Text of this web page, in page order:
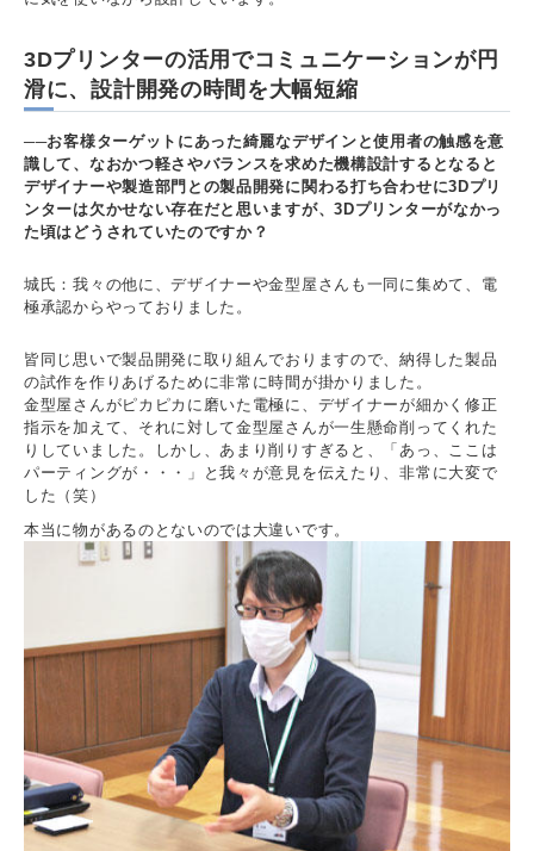
3Dプリンターの活用でコミュニケーションが円
滑に、設計開発の時間を大幅短縮
──お客様ターゲットにあった綺麗なデザインと使用者の触感を意
識して、なおかつ軽さやバランスを求めた機構設計するとなると
デザイナーや製造部門との製品開発に関わる打ち合わせに3Dプリ
ンターは欠かせない存在だと思いますが、3Dプリンターがなかっ
た頃はどうされていたのですか？
城氏：我々の他に、デザイナーや金型屋さんも一同に集めて、電
極承認からやっておりました。
皆同じ思いで製品開発に取り組んでおりますので、納得した製品
の試作を作りあげるために非常に時間が掛かりました。
金型屋さんがピカピカに磨いた電極に、デザイナーが細かく修正
指示を加えて、それに対して金型屋さんが一生懸命削ってくれた
りしていました。しかし、あまり削りすぎると、「あっ、ここは
パーティングが・・・」と我々が意見を伝えたり、非常に大変で
した（笑）
本当に物があるのとないのでは大違いです。